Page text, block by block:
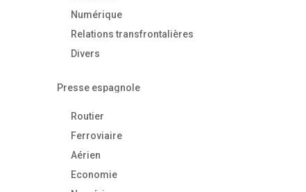
Numérique
Relations transfrontalières
Divers
Presse espagnole
Routier
Ferroviaire
Aérien
Economie